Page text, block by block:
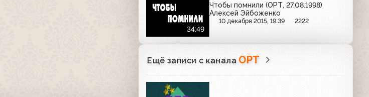
34:49
Чтобы помнили (ОРТ, 27.08.1998)
Алексей Эйбоженко
10 декабря 2015, 19:39 2222
Ещё записи с канала ОРТ